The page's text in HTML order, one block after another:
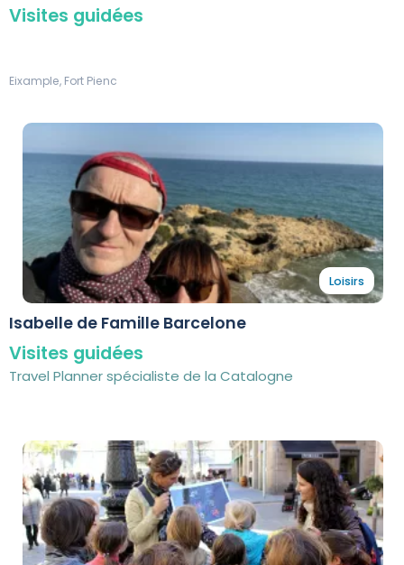
Visites guidées
Eixample, Fort Pienc
Loisirs
Isabelle de Famille Barcelone
Visites guidées
Travel Planner spécialiste de la Catalogne